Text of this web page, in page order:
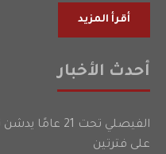
أقرأ المزيد
أحدث الأخبار
الفيصلي تحت 21
على فترتين